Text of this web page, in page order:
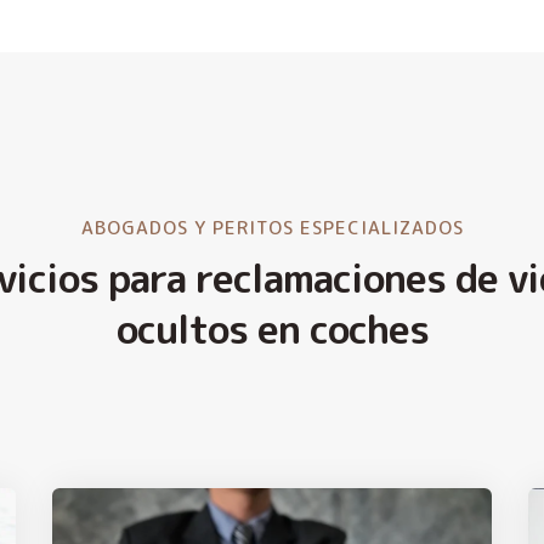
ABOGADOS Y PERITOS ESPECIALIZADOS
para reclamaciones de
ocultos en coches